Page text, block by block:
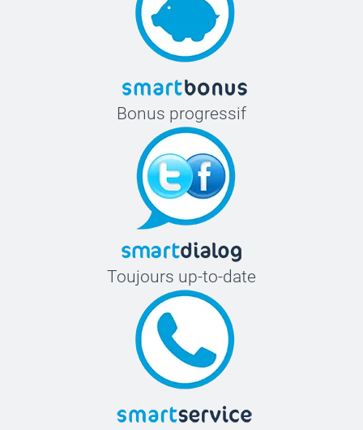
Bonus progressif
Toujours up-to-date